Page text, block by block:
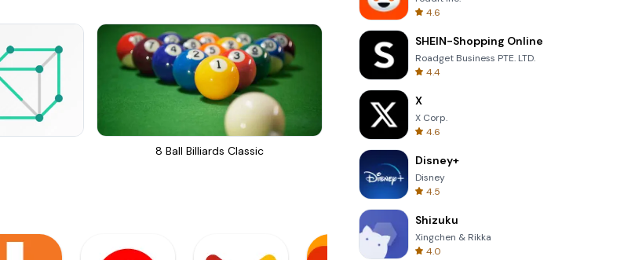
8 Ball Billiards Classic
4.6
SHEIN-Shopping Online
Roadget Business PTE. LTD.
4.4
X
X Corp.
4.6
Disney+
Disney
4.5
Shizuku
Xingchen & Rikka
4.0